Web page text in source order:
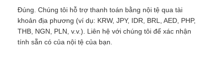
Đúng. Chúng tôi hỗ trợ thanh toán bằng nội tệ qua tài
khoản địa phương (ví dụ: KRW, JPY, IDR, BRL, AED, PHP,
THB, NGN, PLN, v.v.). Liên hệ với chúng tôi để xác nhận
tính sẵn có của nội tệ của bạn.